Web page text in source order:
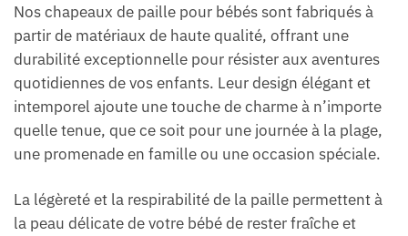
Nos chapeaux de paille pour bébés sont fabriqués à
partir de matériaux de haute qualité, offrant une
durabilité exceptionnelle pour résister aux aventures
quotidiennes de vos enfants. Leur design élégant et
intemporel ajoute une touche de charme à n’importe
quelle tenue, que ce soit pour une journée à la plage,
une promenade en famille ou une occasion spéciale.
La légèreté et la respirabilité de la paille permettent à
la peau délicate de votre bébé de rester fraîche et